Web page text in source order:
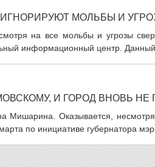
МОЛЬБЫ И
на все мольбы и угрозы
информационный центр. Данный
И ГОРОД ВНОВЬ НЕ
Мишарина. Оказывается,
по инициативе губернатора мэр